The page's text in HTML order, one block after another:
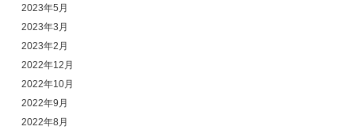
2023年5月
2023年3月
2023年2月
2022年12月
2022年10月
2022年9月
2022年8月